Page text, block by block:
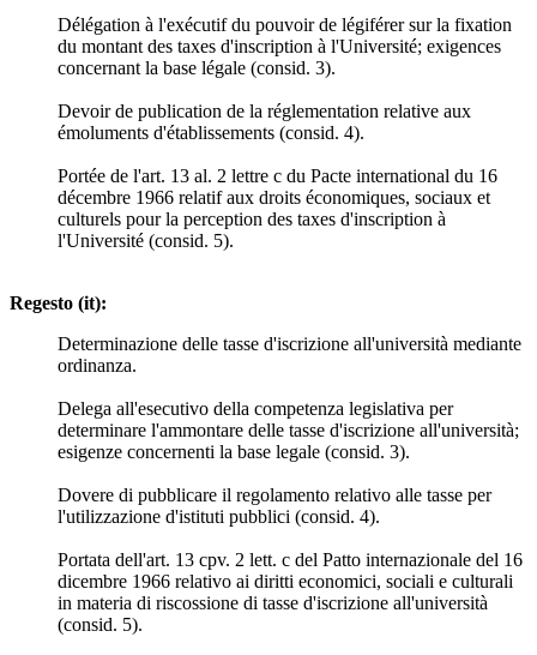
Délégation à l'exécutif du pouvoir de légiférer sur la fixation
du montant des taxes d'inscription à l'Université; exigences
concernant la base légale (consid. 3).
Devoir de publication de la réglementation relative aux
émoluments d'établissements (consid. 4).
Portée de l'art. 13 al. 2 lettre c du Pacte international du 16
décembre 1966 relatif aux droits économiques, sociaux et
culturels pour la perception des taxes d'inscription à
l'Université (consid. 5).
Regesto (it):
Determinazione delle tasse d'iscrizione all'università mediante
ordinanza.
Delega all'esecutivo della competenza legislativa per
determinare l'ammontare delle tasse d'iscrizione all'università;
esigenze concernenti la base legale (consid. 3).
Dovere di pubblicare il regolamento relativo alle tasse per
l'utilizzazione d'istituti pubblici (consid. 4).
Portata dell'art. 13 cpv. 2 lett. c del Patto internazionale del 16
dicembre 1966 relativo ai diritti economici, sociali e culturali
in materia di riscossione di tasse d'iscrizione all'università
(consid. 5).